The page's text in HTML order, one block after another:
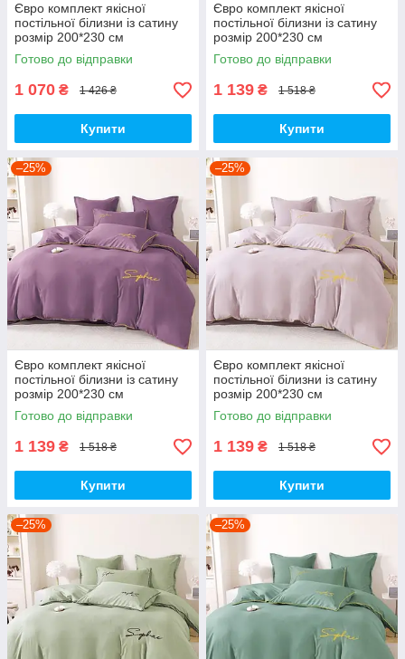
Євро комплект якісної
постільної білизни із сатину
розмір 200*230 см
Готово до відправки
1 070 ₴ 1 426 ₴
Купити
Євро комплект якісної
постільної білизни із сатину
розмір 200*230 см
Готово до відправки
1 139 ₴ 1 518 ₴
Купити
–25%
Євро комплект якісної
постільної білизни із сатину
розмір 200*230 см
Готово до відправки
1 139 ₴ 1 518 ₴
Купити
–25%
Євро комплект якісної
постільної білизни із сатину
розмір 200*230 см
Готово до відправки
1 139 ₴ 1 518 ₴
Купити
–25% –25%